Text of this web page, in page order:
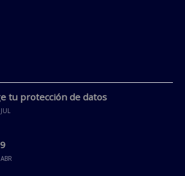
tu protección de datos